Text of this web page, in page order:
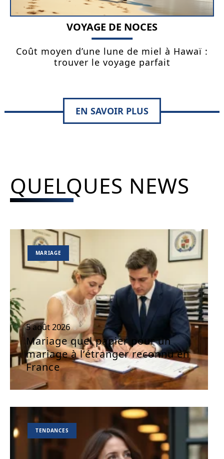
VOYAGE DE NOCES
Coût moyen d’une lune de miel à Hawaï :
trouver le voyage parfait
EN SAVOIR PLUS
QUELQUES NEWS
MARIAGE
5 août 2026
Mariage quel papier pour un
mariage à l’étranger reconnu en
France
TENDANCES